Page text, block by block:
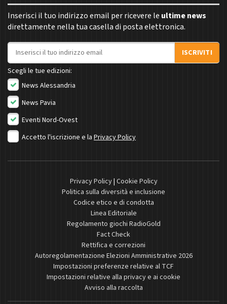
Inserisci il tuo indirizzo email per ricevere le ultime news
direttamente nella tua casella di posta elettronica.
Indirizzo email
ISCRIVITI
Scegli le tue edizioni:
News Alessandria
News Pavia
Eventi Nord-Ovest
Accetto l'iscrizione e la Privacy Policy
Privacy Policy| Cookie Policy
Politica sulla diversità e inclusione
Codice etico e di condotta
Linea Editoriale
Regolamento giochi RadioGold
Fact Check
Rettifica e correzioni
Autoregolamentazione Elezioni Amministrative 2026
Impostazioni preferenze relative al TCF
Impostazioni relative alla privacy e ai cookie
Avviso alla raccolta